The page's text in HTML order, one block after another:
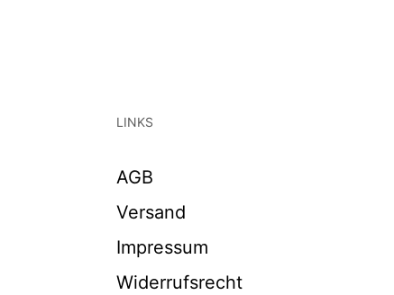
LINKS
AGB
Versand
Impressum
Widerrufsrecht